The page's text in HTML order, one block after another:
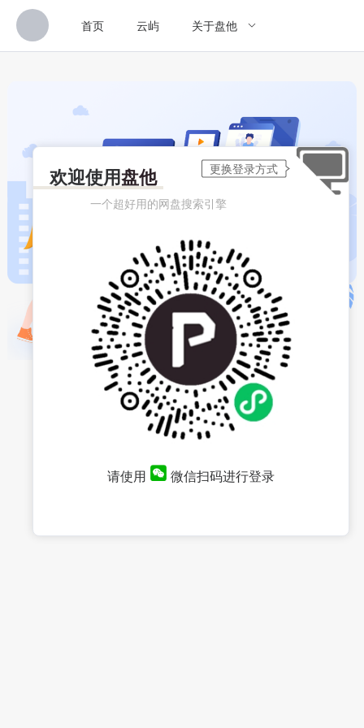
首页 云屿 关于盘他
欢迎使用盘他
一个超好用的网盘搜索引擎
请使用 微信扫码进行登录